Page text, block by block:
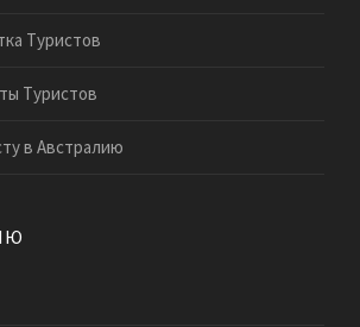
Туристов
Туристов
в Австралию